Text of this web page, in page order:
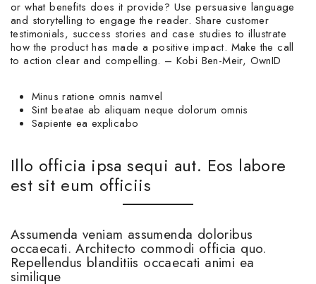
or what benefits does it provide? Use persuasive language
and storytelling to engage the reader. Share customer
testimonials, success stories and case studies to illustrate
how the product has made a positive impact. Make the call
to action clear and compelling. – Kobi Ben-Meir, OwnID
Minus ratione omnis namvel
Sint beatae ab aliquam neque dolorum omnis
Sapiente ea explicabo
Illo officia ipsa sequi aut. Eos labore
est sit eum officiis
Assumenda veniam assumenda doloribus
occaecati. Architecto commodi officia quo.
Repellendus blanditiis occaecati animi ea
similique